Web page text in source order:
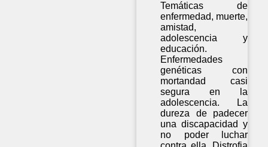
Temáticas de
enfermedad, muerte,
amistad,
adolescencia y
educación.
Enfermedades
genéticas con
mortandad casi
segura en la
adolescencia. La
dureza de padecer
una discapacidad y
no poder luchar